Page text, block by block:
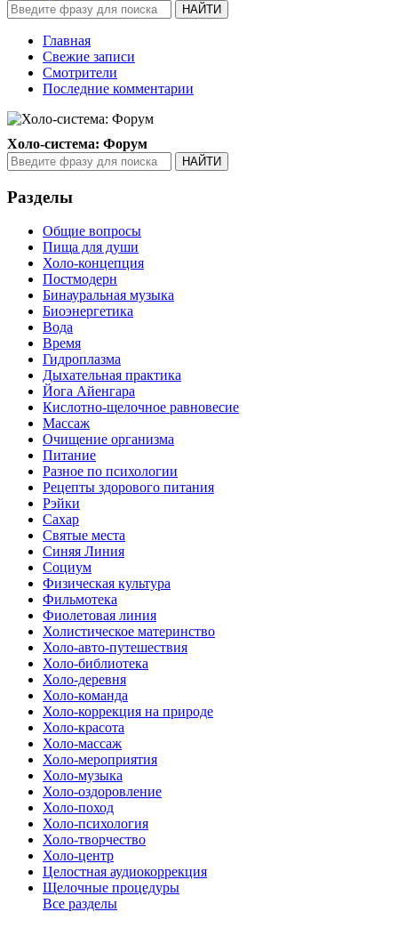
Главная
Свежие записи
Смотрители
Последние комментарии
Холо-система: Форум
Разделы
Общие вопросы
Пища для души
Холо-концепция
Постмодерн
Бинауральная музыка
Биоэнергетика
Вода
Время
Гидроплазма
Дыхательная практика
Йога Айенгара
Кислотно-щелочное равновесие
Массаж
Очищение организма
Питание
Разное по психологии
Рецепты здорового питания
Рэйки
Сахар
Святые места
Синяя Линия
Социум
Физическая культура
Фильмотека
Фиолетовая линия
Холистическое материнство
Холо-авто-путешествия
Холо-библиотека
Холо-деревня
Холо-команда
Холо-коррекция на природе
Холо-красота
Холо-массаж
Холо-мероприятия
Холо-музыка
Холо-оздоровление
Холо-поход
Холо-психология
Холо-творчество
Холо-центр
Целостная аудиокоррекция
Щелочные процедуры
Все разделы